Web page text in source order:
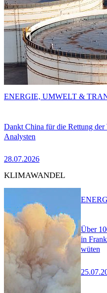
Dankt China für die Rettung
Analysten
28.07.2026
ENERGIE, UMWELT &
KLIMAWANDEL
Über
in
wüten